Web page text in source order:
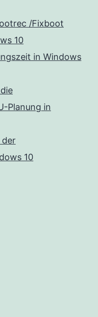
/Fixboot
10
in Windows
Planung in
der
10